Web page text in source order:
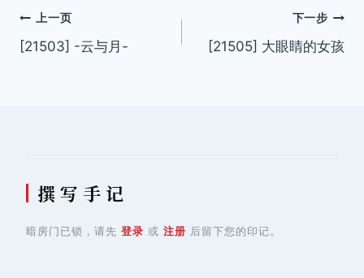
文
章
上一页
[21503] -云与月-
下一步
[21505] 大眼睛的女孩
撰 写 手 记
暗房门已锁，请先 登录 或 注册 后留下您的印记。